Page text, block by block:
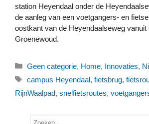
station Heyendaal onder de
de aanleg van een voetgangers- en
oostkant van de Heyendaalseweg vanuit
Groenewoud.
Categorieën
Geen categorie, Home, Innovaties,
Tags
campus Heyendaal, fietsbrug,
RijnWaalpad, snelfietsroutes,
Zoek